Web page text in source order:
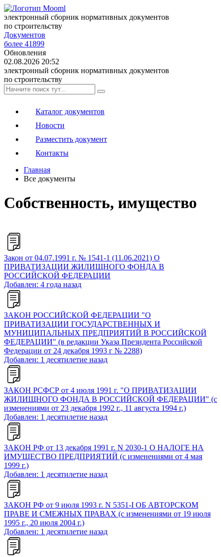
электронный сборник нормативных документов
по строительству
Документов
более 41899
Обновления
02.08.2026 20:52
электронный сборник нормативных документов
по строительству
Каталог документов
Новости
Разместить документ
Контакты
Главная
Все документы
Собственность, имущество
Закон от 04.07.1991 г. № 1541-1 (11.06.2021) О
ПРИВАТИЗАЦИИ ЖИЛИЩНОГО ФОНДА В
РОССИЙСКОЙ ФЕДЕРАЦИИ
Добавлен: 4 года назад
ЗАКОН РОССИЙСКОЙ ФЕДЕРАЦИИ "О
ПРИВАТИЗАЦИИ ГОСУДАРСТВЕННЫХ И
МУНИЦИПАЛЬНЫХ ПРЕДПРИЯТИЙ В РОССИЙСКОЙ
ФЕДЕРАЦИИ" (в редакции Указа Президента Российской
Федерации от 24 декабря 1993 г № 2288)
Добавлен: 1 десятилетие назад
ЗАКОН РСФСР от 4 июля 1991 г. "О ПРИВАТИЗАЦИИ
ЖИЛИЩНОГО ФОНДА В РОССИЙСКОЙ ФЕДЕРАЦИИ" (с
изменениями от 23 декабря 1992 г., 11 августа 1994 г.)
Добавлен: 1 десятилетие назад
ЗАКОН РФ от 13 декабря 1991 г. N 2030-1 О НАЛОГЕ НА
ИМУЩЕСТВО ПРЕДПРИЯТИЙ (с изменениями от 4 мая
1999 г.)
Добавлен: 1 десятилетие назад
ЗАКОН РФ от 9 июля 1993 г. N 5351-I ОБ АВТОРСКОМ
ПРАВЕ И СМЕЖНЫХ ПРАВАХ (с изменениями от 19 июля
1995 г., 20 июля 2004 г.)
Добавлен: 1 десятилетие назад